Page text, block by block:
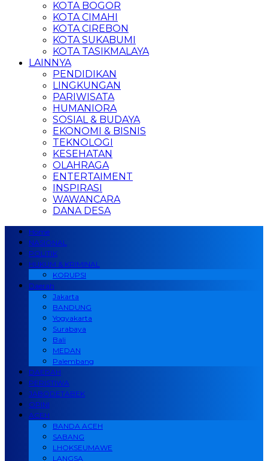
KOTA BOGOR
KOTA CIMAHI
KOTA CIREBON
KOTA SUKABUMI
KOTA TASIKMALAYA
LAINNYA
PENDIDIKAN
LINGKUNGAN
PARIWISATA
HUMANIORA
SOSIAL & BUDAYA
EKONOMI & BISNIS
TEKNOLOGI
KESEHATAN
OLAHRAGA
ENTERTAIMENT
INSPIRASI
WAWANCARA
DANA DESA
Home
NASIONAL
POLITIK
HUKUM & KRIMINAL
KORUPSI
Daerah
Jakarta
BANDUNG
Yogyakarta
Surabaya
Bali
MEDAN
Palembang
DAERAH
PERISTIWA
JABODETABEK
OPINI
ACEH
BANDA ACEH
SABANG
LHOKSEUMAWE
LANGSA